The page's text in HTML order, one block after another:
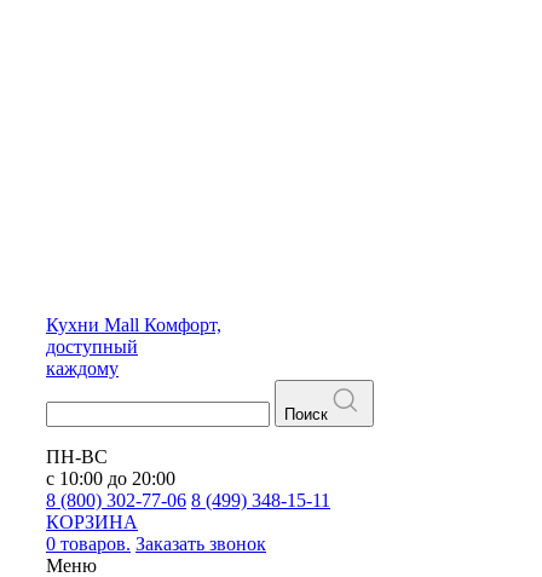
Кухни Mall Комфорт,
доступный
каждому
Поиск
ПН-ВС
с 10:00 до 20:00
8 (800) 302-77-06 8 (499) 348-15-11
КОРЗИНА
0 товаров. Заказать звонок
Меню